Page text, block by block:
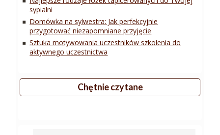
sypialni
Domówka na sylwestra: Jak perfekcyjnie
przygotować niezapomniane przyjęcie
Sztuka motywowania uczestników szkolenia do
aktywnego uczestnictwa
Chętnie czytane